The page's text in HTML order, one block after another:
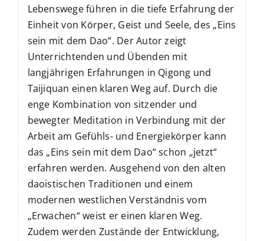
Lebenswege führen in die tiefe Erfahrung der
Einheit von Körper, Geist und Seele, des „Eins
sein mit dem Dao“. Der Autor zeigt
Unterrichtenden und Übenden mit
langjährigen Erfahrungen in Qigong und
Taijiquan einen klaren Weg auf. Durch die
enge Kombination von sitzender und
bewegter Meditation in Verbindung mit der
Arbeit am Gefühls- und Energiekörper kann
das „Eins sein mit dem Dao“ schon „jetzt“
erfahren werden. Ausgehend von den alten
daoistischen Traditionen und einem
modernen westlichen Verständnis vom
„Erwachen“ weist er einen klaren Weg.
Zudem werden Zustände der Entwicklung,